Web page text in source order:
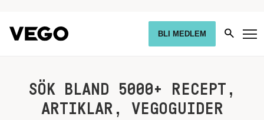
BLI MEDLEM
SÖK BLAND 5000+ RECEPT,
ARTIKLAR, VEGOGUIDER